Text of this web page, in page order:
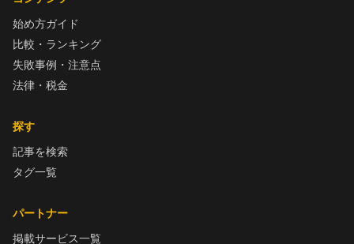
始め方ガイド
比較・ランキング
失敗事例・注意点
法律・税金
探す
記事を検索
タグ一覧
パートナー
掲載サービス一覧